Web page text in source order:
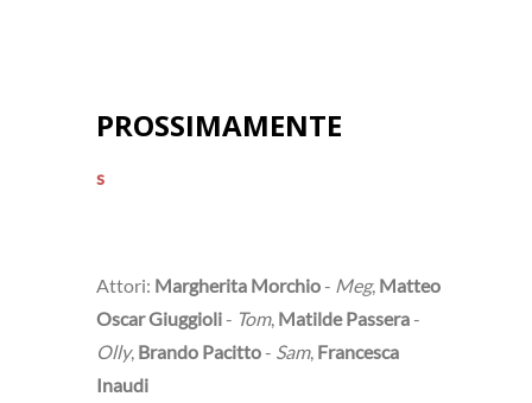
PROSSIMAMENTE
s
Attori: Margherita Morchio- Meg, Matteo
Oscar Giuggioli- Tom, Matilde Passera-
Olly, Brando Pacitto- Sam, Francesca
Inaudi